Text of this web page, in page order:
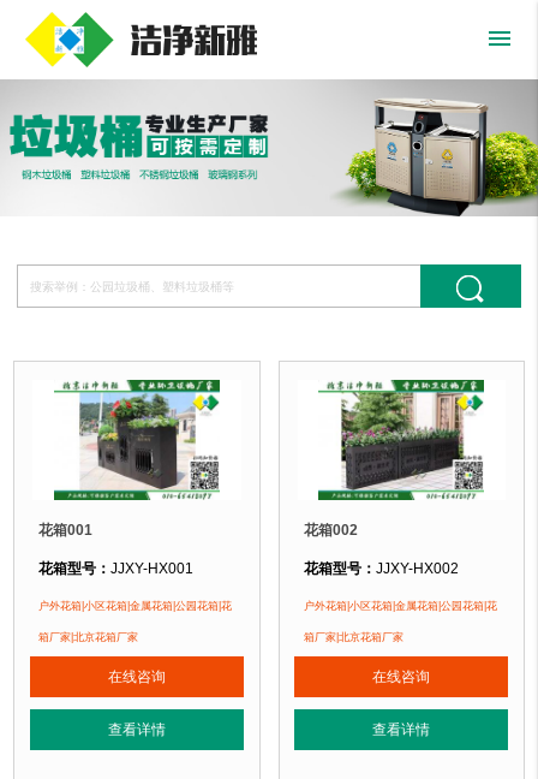
menu
花箱001
花箱型号：JJXY-HX001
花箱规格：可根据客户需求定制！
花箱材质：金属镂空/铝合金/塑木/防腐木
花箱周期：现货花箱 即拍即发
1、花箱不会对环境产生污染。2、花箱在视觉上，线条流畅，外
正在使用该花箱的部分客户：
朝阳某小区、苏州某别墅区、海淀某小区....
户外花箱|小区花箱|金属花箱|公园花箱|花
箱厂家|北京花箱厂家
在线咨询
查看详情
花箱002
花箱型号： JJXY-HX002
花箱规格：可根据客户需求定制！
花箱材质：金属镂空/铝合金/塑木/防
花箱周期：现货花箱 即拍即发
1、花箱不会对环境产生
正在使用该花箱的部分客户：
朝阳某小区、苏州某别墅区、海淀某
户外花箱|小区花箱|金属花箱|公园花箱|花
箱厂家|北京花箱厂家
在线咨询
查看详情